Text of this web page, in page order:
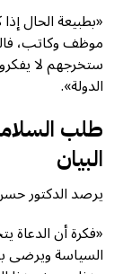
«بطبيعة الحال
موظف وكاتب،
ستخرجهم لا
الدولة».
طلب
البيان
يرصد الدكتور
«فكرة أن الدعاة
السياسة ويرضى